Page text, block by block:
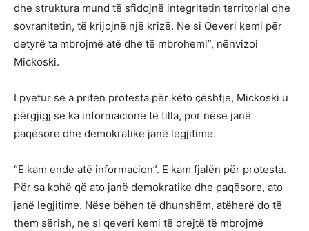
dhe struktura mund të sfidojnë integritetin territorial dhe
sovranitetin, të krijojnë një krizë. Ne si Qeveri kemi për
detyrë ta mbrojmë atë dhe të mbrohemi”, nënvizoi
Mickoski.
I pyetur se a priten protesta për këto çështje, Mickoski u
përgjigj se ka informacione të tilla, por nëse janë
paqësore dhe demokratike janë legjitime.
“E kam ende atë informacion”. E kam fjalën për protesta.
Për sa kohë që ato janë demokratike dhe paqësore, ato
janë legjitime. Nëse bëhen të dhunshëm, atëherë do të
them sërish, ne si qeveri kemi të drejtë të mbrojmë